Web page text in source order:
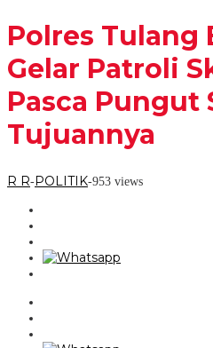
Polres Tulang
Gelar Patroli
Pasca Pungut
Tujuannya
R R-POLITIK-953 views